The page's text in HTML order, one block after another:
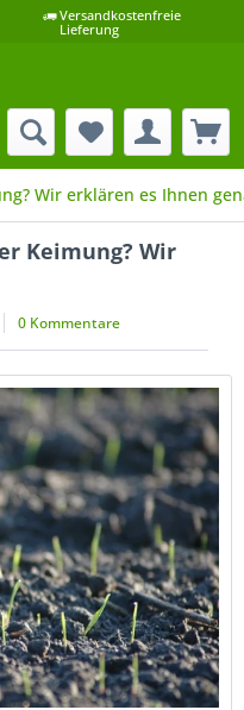
Versandkostenfreie
Lieferung
Wir erklären es Ihnen
Keimung? Wir
0 Kommentare